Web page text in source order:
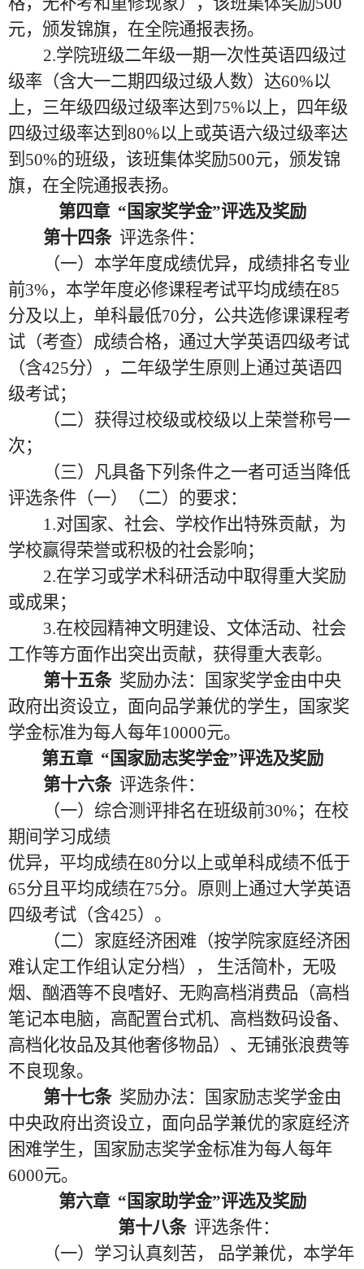
元，颁发锦旗，在全院通报表扬。
2.学院班级二年级一期一次性英语四级过
级率（含大一二期四级过级人数）达60%以
上，三年级四级过级率达到75%以上，四年级
四级过级率达到80%以上或英语六级过级率达
到50%的班级，该班集体奖励500元，颁发锦
旗，在全院通报表扬。
第四章 “国家奖学金”评选及奖励
第十四条 评选条件：
（一）本学年度成绩优异，成绩排名专业
前3%，本学年度必修课程考试平均成绩在85
分及以上，单科最低70分，公共选修课课程考
试（考查）成绩合格，通过大学英语四级考试
（含425分），二年级学生原则上通过英语四
级考试；
（二）获得过校级或校级以上荣誉称号一
次；
（三）凡具备下列条件之一者可适当降低
评选条件（一）（二）的要求：
1.对国家、社会、学校作出特殊贡献，为
学校赢得荣誉或积极的社会影响；
2.在学习或学术科研活动中取得重大奖励
或成果；
3.在校园精神文明建设、文体活动、社会
工作等方面作出突出贡献，获得重大表彰。
第十五条 奖励办法：国家奖学金由中央
政府出资设立，面向品学兼优的学生，国家奖
学金标准为每人每年10000元。
第五章 “国家励志奖学金”评选及奖励
第十六条 评选条件：
（一）综合测评排名在班级前30%；在校
期间学习成绩
优异，平均成绩在80分以上或单科成绩不低于
65分且平均成绩在75分。原则上通过大学英语
四级考试（含425） 。
（二）家庭经济困难（按学院家庭经济困
难认定工作组认定分档），
生活简朴，无吸
烟、酗酒等不良嗜好、无购高档消费品（高档
笔记本电脑，高配置台式机、高档数码设备、
高档化妆品及其他奢侈物品）、无铺张浪费等
不良现象。
第十七条 奖励办法：国家励志奖学金由
中央政府出资设立，面向品学兼优的家庭经济
困难学生，国家励志奖学金标准为每人每年
6000元。
第六章 “国家助学金”评选及奖励
第十八条 评选条件：
（一）学习认真刻苦， 品学兼优，本学年